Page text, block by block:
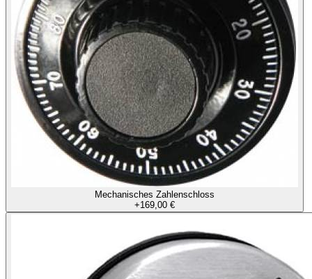
Mechanisches Zahlenschloss
+169,00 €